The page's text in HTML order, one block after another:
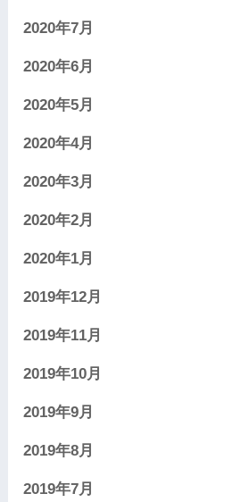
2020年7月
2020年6月
2020年5月
2020年4月
2020年3月
2020年2月
2020年1月
2019年12月
2019年11月
2019年10月
2019年9月
2019年8月
2019年7月